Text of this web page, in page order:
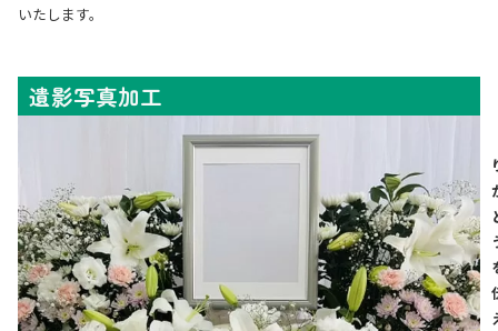
いたします。
遺影写真加工